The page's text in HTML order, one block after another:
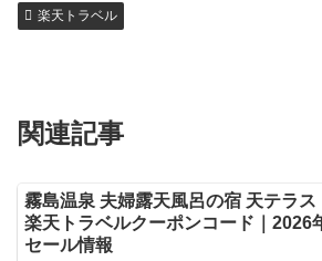
楽天トラベル
関連記事
霧島温泉 夫婦露天風呂の宿 天テラ
楽天トラベルクーポンコード｜2026
セール情報